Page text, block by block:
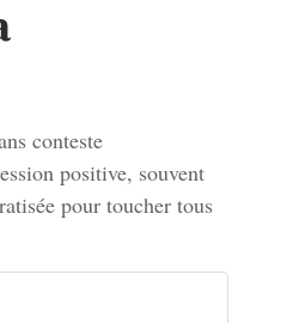
conteste
positive, souvent
pour toucher tous